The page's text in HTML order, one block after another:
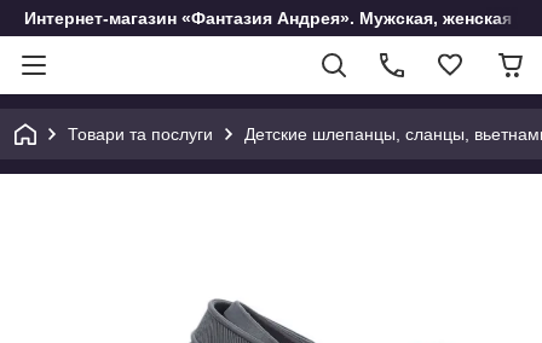
Интернет-магазин «Фантазия Андрея». Мужская, женская и
Товари та послуги Детские шлепанцы, сланцы,